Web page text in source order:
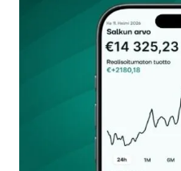
Kommentti*
Nimesi tai nimimerkkisi